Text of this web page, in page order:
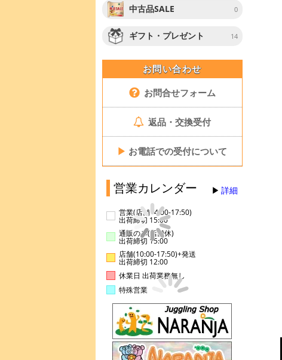
中古品SALE 0
ギフト・プレゼント 14
お問い合わせ
お問合せフォーム
返品・交換受付
▶ お電話での受付について
営業カレンダー 詳細
営業(店舗14:00-17:50)
出荷締切 15:00
通販のみ(店舗休)
出荷締切 15:00
店舗(10:00-17:50)+発送
出荷締切 12:00
休業日 出荷業務無し
特殊営業